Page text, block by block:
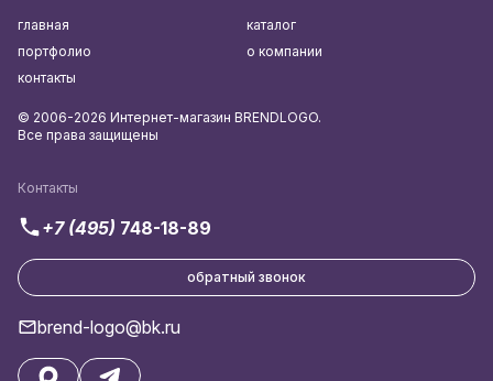
Контакты
+7 (495) 748-18-89
обратный звонок
brend-logo@bk.ru
главная
каталог
портфолио
о компании
контакты
© 2006-2026 Интернет-магазин BRENDLOGO.
Все права защищены